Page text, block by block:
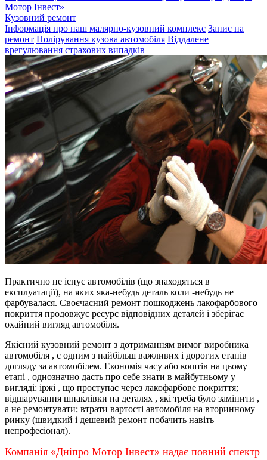
Мотор Інвест»
Кузовний ремонт
Інформація про наш малярно-кузовний комплекс Запис на
ремонт Полірування кузова автомобіля Віддалене
врегулювання страхових випадків
Практично не існує автомобілів (що знаходяться в
експлуатації), на яких яка-небудь деталь коли -небудь не
фарбувалася. Своєчасний ремонт пошкоджень лакофарбового
покриття продовжує ресурс відповідних деталей і зберігає
охайний вигляд автомобіля.
Якісний кузовний ремонт з дотриманням вимог виробника
автомобіля , є одним з найбільш важливих і дорогих етапів
догляду за автомобілем. Економія часу або коштів на цьому
етапі , однозначно дасть про себе знати в майбутньому у
вигляді: іржі , що проступає через лакофарбове покриття;
відшарування шпаклівки на деталях , які треба було замінити ,
а не ремонтувати; втрати вартості автомобіля на вторинному
ринку (швидкий і дешевий ремонт побачить навіть
непрофесіонал).
Компанія «Дніпро Мотор Інвест» надає повний спектр